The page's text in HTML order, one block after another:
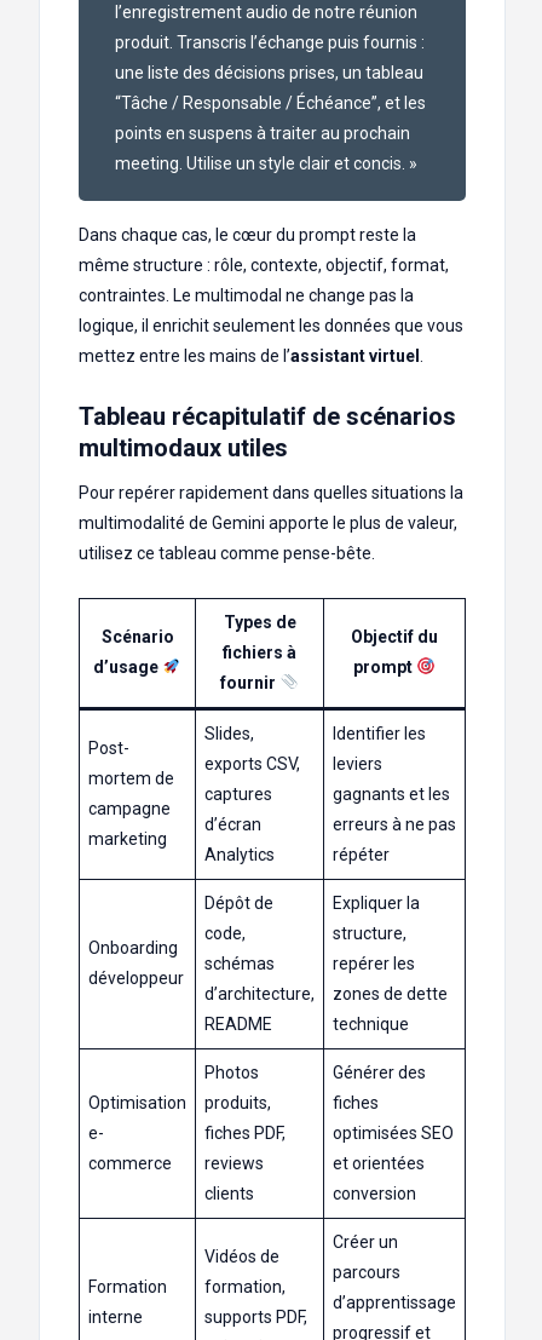
l’enregistrement audio de notre réunion
produit. Transcris l’échange puis fournis :
une liste des décisions prises, un tableau
“Tâche / Responsable / Échéance”, et les
points en suspens à traiter au prochain
meeting. Utilise un style clair et concis. »
Dans chaque cas, le cœur du prompt reste la
même structure : rôle, contexte, objectif, format,
contraintes. Le multimodal ne change pas la
logique, il enrichit seulement les données que vous
mettez entre les mains de l’assistant virtuel
Tableau récapitulatif de scénarios
multimodaux utiles
Pour repérer rapidement dans quelles situations la
multimodalité de Gemini apporte le plus de valeur,
utilisez ce tableau comme pense-bête.
Scénario
d’usage
Types de
fichiers à
fournir
Objectif du
prompt
Post-
mortem de
campagne
marketing
Slides,
exports CSV,
captures
d’écran
Analytics
Identifier les
leviers
gagnants et les
erreurs à ne pas
répéter
Onboarding
développeur
Dépôt de
code,
schémas
d’architecture,
README
Expliquer la
structure,
repérer les
zones de dette
technique
Optimisation
e-
commerce
Photos
produits,
fiches PDF,
reviews
clients
Générer des
fiches
optimisées SEO
et orientées
conversion
Formation
interne
Vidéos de
formation,
supports PDF,
Créer un
parcours
d’apprentissage
progressif et